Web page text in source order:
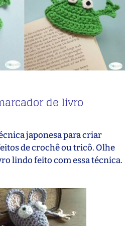
de livro
japonesa para criar
de crochê ou tricô. Olhe
lindo feito com essa técnica.